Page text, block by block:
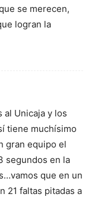
se merecen,
logran la
al Unicaja y los
tiene muchísimo
gran equipo el
segundos en la
que en un
21 faltas pitadas a